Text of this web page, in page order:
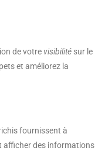
de votre visibilité sur le
et améliorez la
fournissent à
afficher des informations